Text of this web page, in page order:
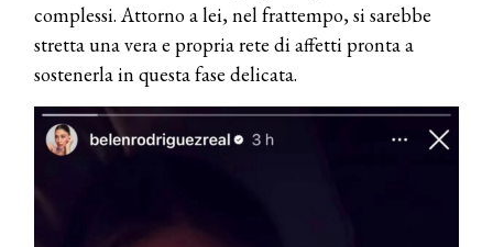
complessi. Attorno a lei, nel frattempo, si sarebbe
stretta una vera e propria rete di affetti pronta a
sostenerla in questa fase delicata.